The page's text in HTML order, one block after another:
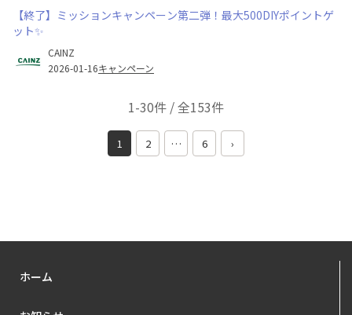
【終了】ミッションキャンペーン第二弾！最大500DIYポイントゲ
ット✨
CAINZ
2026-01-16キャンペーン
1-30件 / 全153件
1 2 … 6 ›
ホーム